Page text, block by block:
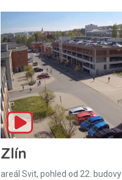
Zlín
areál Svit, pohled od 22. budovy